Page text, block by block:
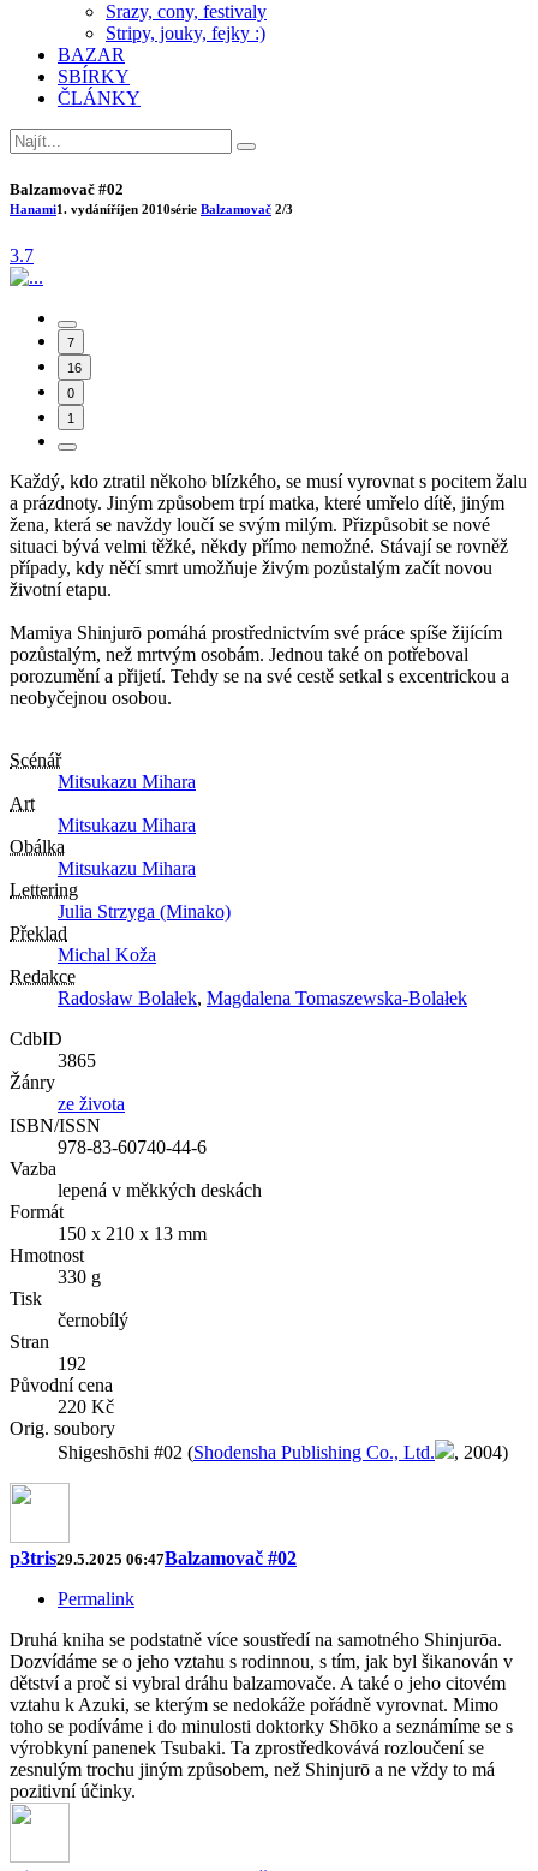
Srazy, cony, festivaly
Stripy, jouky, fejky :)
BAZAR
SBÍRKY
ČLÁNKY
Balzamovač #02
Hanami1. vydáníříjen 2010série Balzamovač 2/3
3.7
7
16
0
1
Každý, kdo ztratil někoho blízkého, se musí vyrovnat s pocitem žalu
a prázdnoty. Jiným způsobem trpí matka, které umřelo dítě, jiným
žena, která se navždy loučí se svým milým. Přizpůsobit se nové
situaci bývá velmi těžké, někdy přímo nemožné. Stávají se rovněž
případy, kdy něčí smrt umožňuje živým pozůstalým začít novou
životní etapu.
Mamiya Shinjurō pomáhá prostřednictvím své práce spíše žijícím
pozůstalým, než mrtvým osobám. Jednou také on potřeboval
porozumění a přijetí. Tehdy se na své cestě setkal s excentrickou a
neobyčejnou osobou.
Scénář
Mitsukazu Mihara
Art
Mitsukazu Mihara
Obálka
Mitsukazu Mihara
Lettering
Julia Strzyga (Minako)
Překlad
Michal Koža
Redakce
Radosław Bolałek, Magdalena Tomaszewska-Bolałek
CdbID
3865
Žánry
ze života
ISBN/ISSN
978-83-60740-44-6
Vazba
lepená v měkkých deskách
Formát
150 x 210 x 13 mm
Hmotnost
330 g
Tisk
černobílý
Stran
192
Původní cena
220 Kč
Orig. soubory
Shigeshōshi #02 (Shodensha Publishing Co., Ltd. , 2004)
p3tris29.5.2025 06:47Balzamovač #02
Permalink
Druhá kniha se podstatně více soustředí na samotného Shinjurōa.
Dozvídáme se o jeho vztahu s rodinnou, s tím, jak byl šikanován v
dětství a proč si vybral dráhu balzamovače. A také o jeho citovém
vztahu k Azuki, se kterým se nedokáže pořádně vyrovnat. Mimo
toho se podíváme i do minulosti doktorky Shōko a seznámíme se s
výrobkyní panenek Tsubaki. Ta zprostředkovává rozloučení se
zesnulým trochu jiným způsobem, než Shinjurō a ne vždy to má
pozitivní účinky.